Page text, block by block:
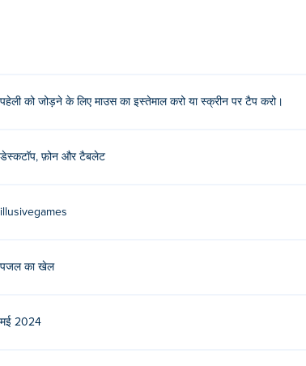
पहेली को जोड़ने के लिए माउस का इस्तेमाल करो या स्क्रीन पर टैप करो।
डेस्कटॉप, फ़ोन और टैबलेट
illusivegames
पजल का खेल
मई 2024